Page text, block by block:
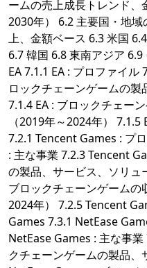
ームの売上成長トレンド、
2030年） 6.2 主要国・地
上、金額ベース 6.3 米国
6.7 韓国 6.8 東南アジア
EA 7.1.1 EA : プロファイル
ロックチェーンゲームの
7.1.4 EA : ブロックチェー
（2019年～2024年）
7.2.1 Tencent Games : プ
: 主な事業 7.2.3 Tencent
の製品、サービス、ソリ
ブロックチェーンゲームの
2024年） 7.2.5 Tencent
Games 7.3.1 NetEase
NetEase Games : 主な事
クチェーンゲームの製品